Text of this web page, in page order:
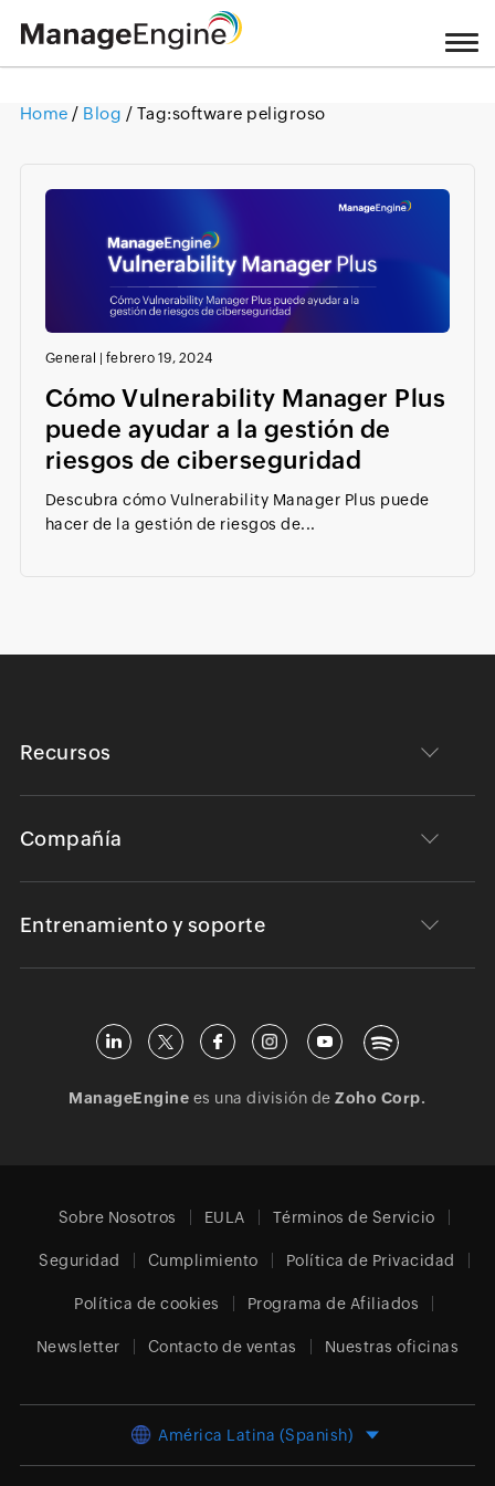
Home / Blog / Tag:software peligroso
General febrero 19, 2024
Cómo Vulnerability Manager Plus
puede ayudar a la gestión de
riesgos de ciberseguridad
Descubra cómo Vulnerability Manager Plus puede
hacer de la gestión de riesgos de...
Recursos
Compañía
Entrenamiento y soporte
ManageEngine es una división deZoho Corp.
Sobre Nosotros EULA Términos de Servicio
Seguridad Cumplimiento Política de Privacidad
Política de cookies Programa de Afiliados
Newsletter Contacto de ventas Nuestras oficinas
América Latina (Spanish)